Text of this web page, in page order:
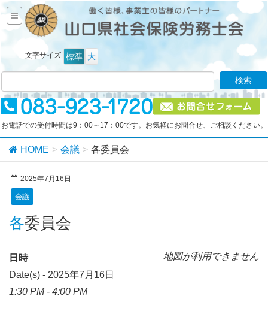
文字サイズ 標準 大
お電話での受付時間は9：00～17：00です。お気軽にお問合せ、ご相談ください。
HOME 会議 各委員会
2025年7月16日
会議
各委員会
地図が利用できません
日時
Date(s) - 2025年7月16日
1:30 PM - 4:00 PM